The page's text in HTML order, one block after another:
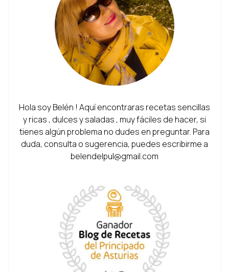
Hola soy Belén ! Aquí encontraras recetas sencillas
y ricas , dulces y saladas , muy fáciles de hacer, si
tienes algún problema no dudes en preguntar. Para
duda, consulta o sugerencia, puedes escribirme a
belendelpul@gmail.com